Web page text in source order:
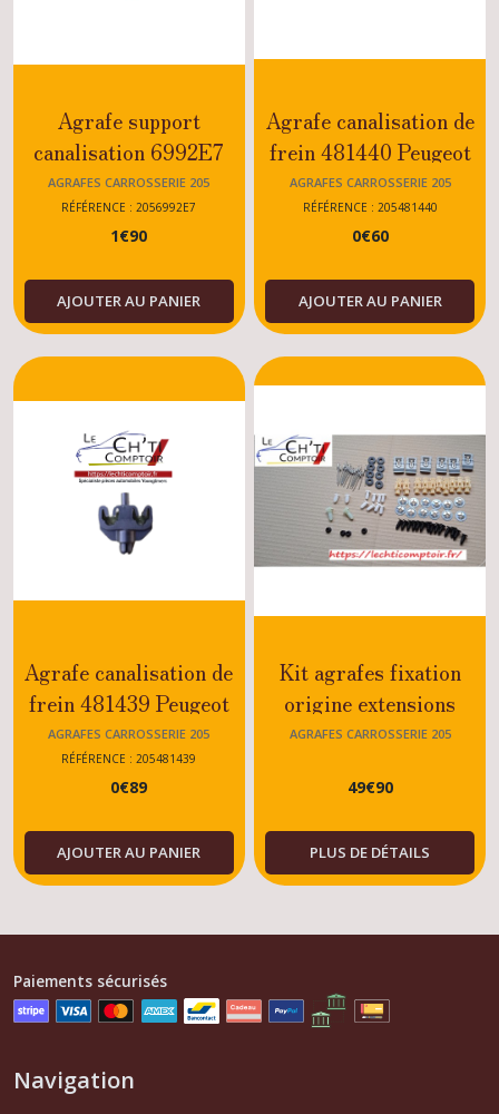
Agrafe support
canalisation 6992E7
Peugeot 205 GTI - CTI
- RALLYE - DIESEL -
ESSENCE
AGRAFES CARROSSERIE 205
RÉFÉRENCE : 2056992E7
1€90
AJOUTER AU PANIER
Agrafe canalisation de
frein 481440 Peugeot
205
GTI/RALLYE/XS/
MODELES
AGRAFES CARROSSERIE 205
RÉFÉRENCE : 205481440
0€60
AJOUTER AU PANIER
Agrafe canalisation de
frein 481439 Peugeot
205
GTI/RALLYE/XS/DTURBO/DIESEL/
MODELES
AGRAFES CARROSSERIE 205
RÉFÉRENCE : 205481439
0€89
AJOUTER AU PANIER
Kit agrafes fixation
origine extensions
Peugeot 205 GTI 1.6
AGRAFES CARROSSERIE 205
49€90
PLUS DE DÉTAILS
Paiements sécurisés
Navigation